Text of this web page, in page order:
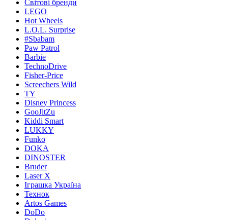
Світові бренди
LEGO
Hot Wheels
L.O.L. Surprise
#Sbabam
Paw Patrol
Barbie
TechnoDrive
Fisher-Price
Screechers Wild
TY
Disney Princess
GooJitZu
Kiddi Smart
LUKKY
Funko
DOKA
DINOSTER
Bruder
Laser X
Іграшка Україна
Технок
Artos Games
DoDo